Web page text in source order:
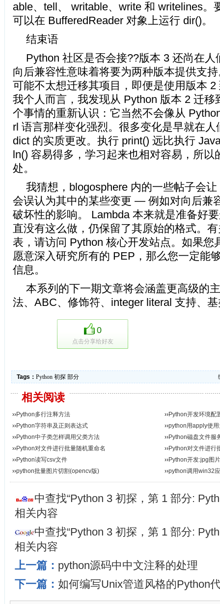
able、tell、 writable、write 和 writelines。
可以在 BufferedReader 对象上运行 dir()。
结束语
Python 社区是否会接??版本 3 还尚在
向后兼容性意味着将要为两种版本提供支
可能不太想迁移其项目，即便是使用版本
我个人而言，我发现从 Python 版本 2 迁移
个事情的重新认识：它当然不会像从
rl 语言那样变化强烈。很多变化是早就在
dict 的实质更改。执行 print() 远比执行
ln() 容易得多，学习起来也相对容易，所以
处。
我猜想，blogosphere 内的一些帖子会
会误认为其中的某些变更 — 例如对向后兼
破坏性的影响。 Lambda 本来就是准备好
直没有这么做，仍保留了其原始的格式。
表，请访问 Python 核心开发站点。如果您
愿意深入研究所有的 PEP，那么您一定能
信息。
本系列的下一期文章将会涵盖更高级的
法、ABC、修饰符、integer literal 支持、
0
点击分享给好友
Tags： Python 初探 部分
相关阅读
››Python多行注释方法 ››Python开发环境配
››Python字符串及正则表达式 ››python用apply使
››Python中子类怎样调用父类方法 ››Python磁盘文件服
››Python对文件进行批量随机重命名 ››Python对文件进行
››Python读写csv文件 ››Python开发:jpg图
››python批量图片切割(opencv版) ››python调用win32
中查找“Python 3 初探，第 1 部分:
相关内容
中查找“Python 3 初探，第 1 部分:
相关内容
上一篇： python源码中中文注释的处理
下一篇： 如何编写Unix管道风格的Python